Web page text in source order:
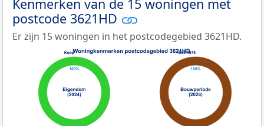
Kenmerken van de 15 woningen met
postcode 3621HD
Er zijn 15 woningen in het postcodegebied 3621HD.